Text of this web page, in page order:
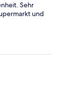
Sehr
und